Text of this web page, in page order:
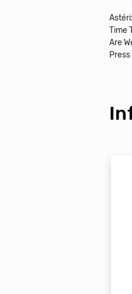
Time
Are